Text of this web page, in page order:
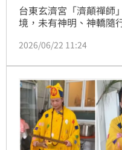
台東玄濟宮「濟顛禪師
境，未有神明、神轎隨
「斬惡鬼」，鄔馨茹穿
400元，不少人留言，
要蝦皮換裝」；還有人
套」。
2026/06/22 11:24